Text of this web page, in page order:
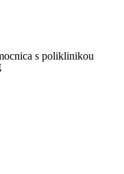
s poliklinikou